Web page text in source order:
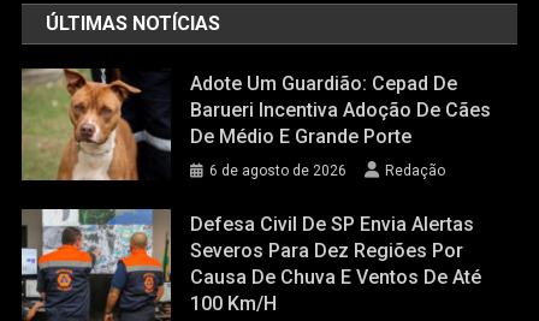
ÚLTIMAS NOTÍCIAS
Adote Um Guardião: Cepad De
Barueri Incentiva Adoção De Cães
De Médio E Grande Porte
6 de agosto de 2026 Redação
Defesa Civil De SP Envia Alertas
Severos Para Dez Regiões Por
Causa De Chuva E Ventos De Até
100 Km/h